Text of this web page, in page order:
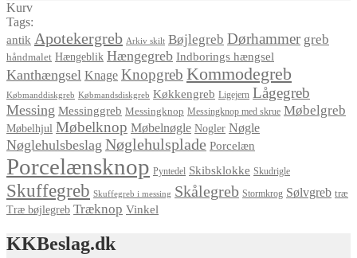
Kurv
Tags:
antik Apotekergreb Arkiv skilt Bøjlegreb Dørhammer greb
håndmalet Hængeblik Hængegreb Indborings hængsel
Kanthængsel Knage Knopgreb Kommodegreb
Købmanddiskgreb Købmandsdiskgreb Køkkengreb Ligejern Lågegreb
Messing Messinggreb Messingknop Messingknop med skrue Møbelgreb
Møbelhjul Møbelknop Møbelnøgle Nogler Nøgle
Nøglehulsbeslag Nøglehulsplade Porcelæn
Porcelænsknop Pyntedel Skibsklokke Skudrigle
Skuffegreb Skuffegreb i messing Skålegreb Stormkrog Sølvgreb træ
Træ bøjlegreb Træknop Vinkel
KKBeslag.dk